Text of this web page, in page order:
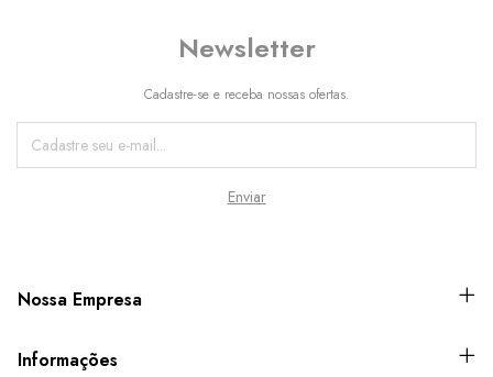
Newsletter
Cadastre-se e receba nossas ofertas.
Nossa Empresa
Informações